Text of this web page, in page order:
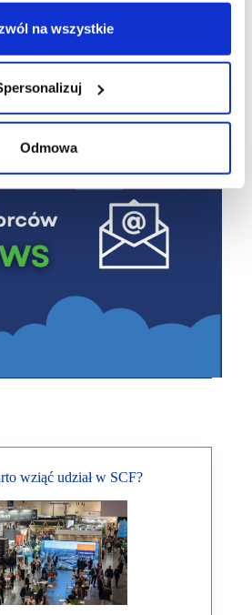
na wszystkie
Odmowa
wziąć udział w SCF?